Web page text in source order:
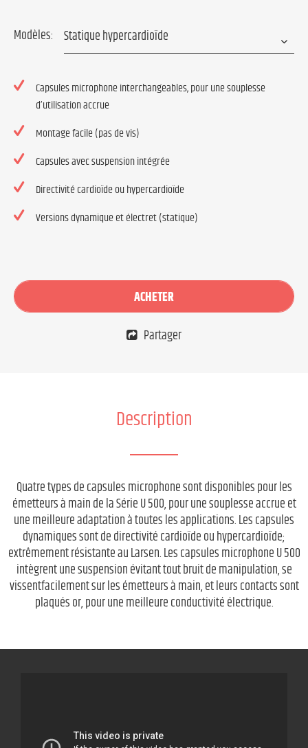
Modèles:
Capsules microphone interchangeables, pour une souplesse
d’utilisation accrue
Montage facile (pas de vis)
Capsules avec suspension intégrée
Directivité cardioïde ou hypercardioïde
Versions dynamique et électret (statique)
ACHETER
Partager
Description
Quatre types de capsules microphone sont disponibles pour les
émetteurs à main de la Série U 500, pour une souplesse accrue et
une meilleure adaptation à toutes les applications. Les capsules
dynamiques sont de directivité cardioïde ou hypercardioïde;
extrêmement résistante au Larsen. Les capsules microphone U 500
intègrent une suspension évitant tout bruit de manipulation, se
vissentfacilement sur les émetteurs à main, et leurs contacts sont
plaqués or, pour une meilleure conductivité électrique.